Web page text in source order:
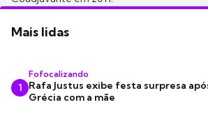
Mais lidas
1
Fofocalizando
Rafa Justus exibe festa surpresa
Grécia com a mãe